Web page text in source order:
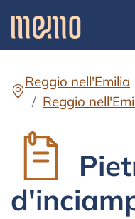
Reggio nell'Emilia
Reggio